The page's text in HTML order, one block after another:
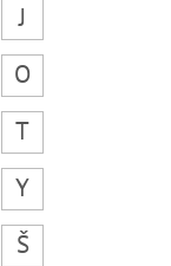
J
O
T
Y
Š